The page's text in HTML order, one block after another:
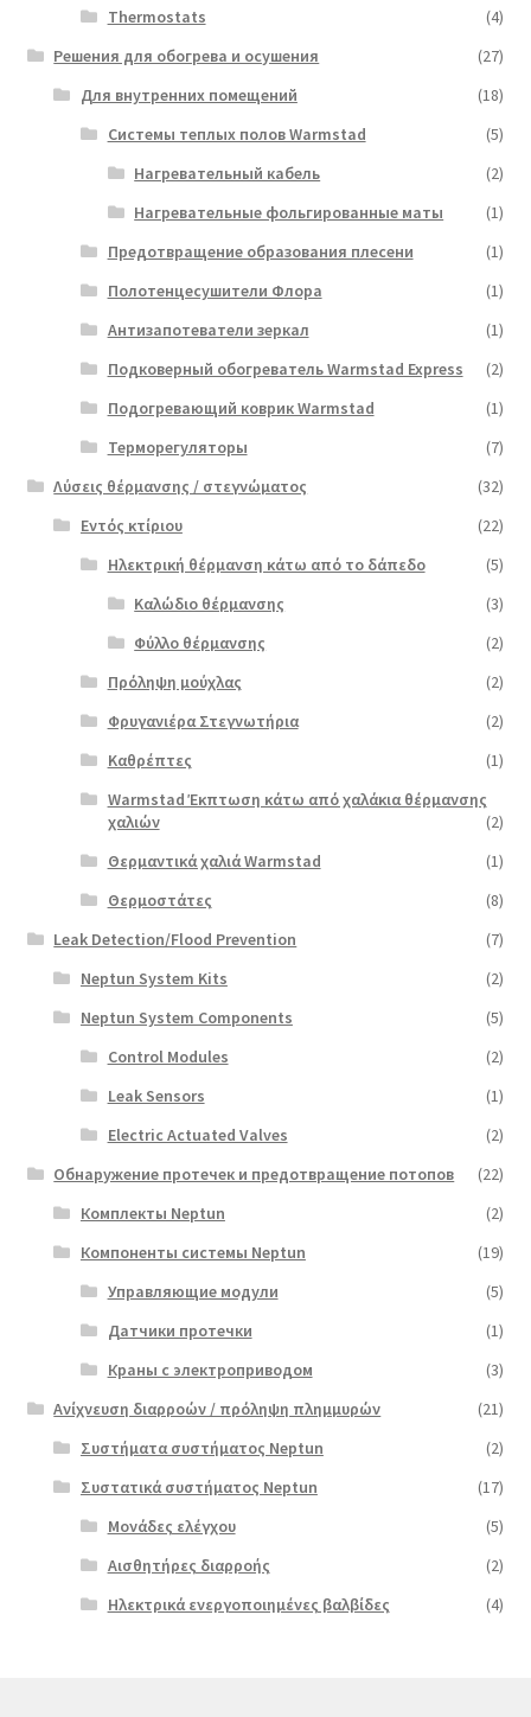
Thermostats
(4)
Решения для обогрева и осушения
(27)
Для внутренних помещений
(18)
Системы теплых полов Warmstad
(5)
Нагревательный кабель
(2)
Нагревательные фольгированные маты
(1)
Предотвращение образования плесени
(1)
Полотенцесушители Флора
(1)
Антизапотеватели зеркал
(1)
Подковерный обогреватель Warmstad Express
(2)
Подогревающий коврик Warmstad
(1)
Терморегуляторы
(7)
Λύσεις θέρμανσης / στεγνώματος
(32)
Εντός κτίριου
(22)
Ηλεκτρική θέρμανση κάτω από το δάπεδο
(5)
Καλώδιο θέρμανσης
(3)
Φύλλο θέρμανσης
(2)
Πρόληψη μούχλας
(2)
Φρυγανιέρα Στεγνωτήρια
(2)
Καθρέπτες
(1)
Warmstad Έκπτωση κάτω από χαλάκια θέρμανσης
χαλιών
(2)
Θερμαντικά χαλιά Warmstad
(1)
Θερμοστάτες
(8)
Leak Detection/Flood Prevention
(7)
Neptun System Kits
(2)
Neptun System Components
(5)
Control Modules
(2)
Leak Sensors
(1)
Electric Actuated Valves
(2)
Обнаружение протечек и предотвращение потопов
(22)
Комплекты Neptun
(2)
Компоненты системы Neptun
(19)
Управляющие модули
(5)
Датчики протечки
(1)
Краны с электроприводом
(3)
Ανίχνευση διαρροών / πρόληψη πλημμυρών
(21)
Συστήματα συστήματος Neptun
(2)
Συστατικά συστήματος Neptun
(17)
Μονάδες ελέγχου
(5)
Αισθητήρες διαρροής
(2)
Ηλεκτρικά ενεργοποιημένες βαλβίδες
(4)